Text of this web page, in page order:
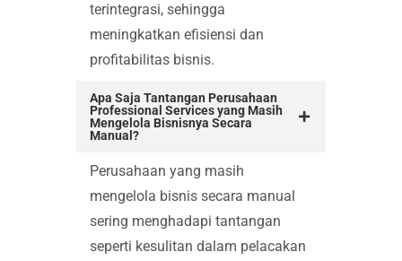
terintegrasi, sehingga
meningkatkan efisiensi dan
profitabilitas bisnis.
Apa Saja Tantangan Perusahaan
Professional Services yang Masih
Mengelola Bisnisnya Secara
Manual?
Perusahaan yang masih
mengelola bisnis secara manual
sering menghadapi tantangan
seperti kesulitan dalam pelacakan